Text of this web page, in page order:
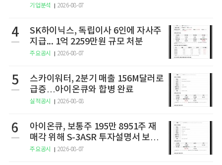
기업분석 2026-08-07
4
SK하이닉스, 독립이사 6인에 자사주
지급... 1억 2259만원 규모 처분
주요공시 2026-08-07
5
스카이워터, 2분기 매출 156M달러로
급증…아이온큐와 합병 완료
실적공시 2026-08-08
6
아이온큐, 보통주 195만 8951주 재
매각 위해 S-3ASR 투자설명서 보충
서 제출
주요공시 2026-08-07